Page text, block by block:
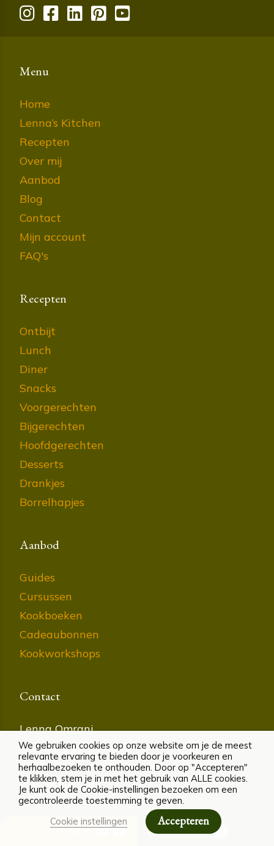
DELEN ALLERGENEN
Menu
Home
Lenna’s Kitchen
Recepten
Over mij
Aanbod
Blog
Contact
Mijn account
FAQ's
Recepten
Ontbijt
Lunch
Diner
Snacks
Voorgerechten
Bijgerechten
Hoofdgerechten
Desserts
Drankjes
Borrelhapjes
Aanbod
Guides
Cursussen
Kookboeken
Cadeaubonnen
Kookworkshops
Contact
Lenna Omrani
Hoflaan 217
5223 LT ‘s-Hertogenbosch
KvK: 75506998
Mail: info@lennaomrani.com
We gebruiken cookies op onze website om je de meest
relevante ervaring te bieden door je voorkeuren en
herhaalbezoeken te onthouden. Door op "Accepteren"
te klikken, stem je in met het gebruik van ALLE cookies.
Je kunt ook de Cookie-instellingen bezoeken om een
gecontroleerde toestemming te geven.
Cookie instellingen
Accepteren